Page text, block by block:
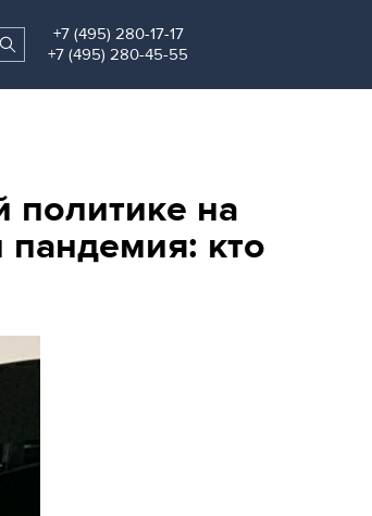
Поиск
по
Найти
+7 (495) 280-17-17
+7 (495) 280-45-55
на
пандемия: кто